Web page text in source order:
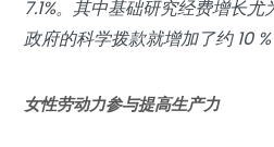
7.1%。其中基础研究经费增长尤
政府的科学拨款就增加了约 10 %
女性劳动力参与提高生产力